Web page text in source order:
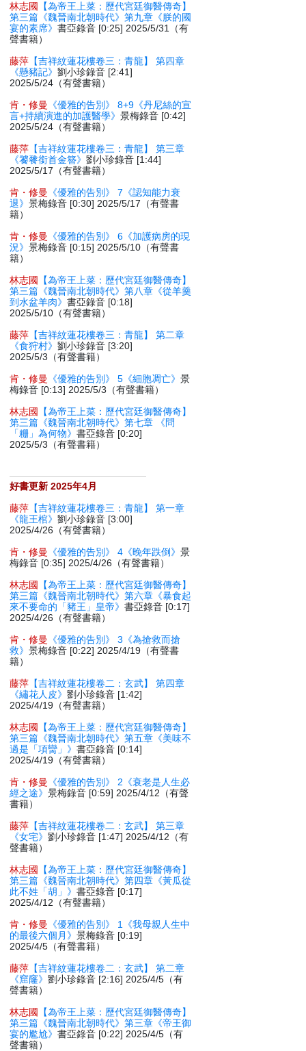
林志國
【為帝王上菜：歷代宮廷御醫傳奇】
第三篇《魏晉南北朝時代》第九章《朕的國
宴的素席》書亞錄音 [0:25] 2025/5/31（有
聲書籍）
藤萍 【吉祥紋蓮花樓卷三：青龍】 第四章
《懸豬記》劉小珍錄音 [2:41]
2025/5/24（有聲書籍）
肯・修曼
《優雅的告別》 8+9《丹尼絲的宣
言+持續演進的加護醫學》景梅錄音 [0:42]
2025/5/24（有聲書籍）
藤萍 【吉祥紋蓮花樓卷三：青龍】 第三章
《饕餮銜首金簪》劉小珍錄音 [1:44]
2025/5/17（有聲書籍）
肯・修曼
《優雅的告別》 7《認知能力衰
退》景梅錄音 [0:30] 2025/5/17（有聲書
籍）
肯・修曼
《優雅的告別》 6《加護病房的現
況》景梅錄音 [0:15] 2025/5/10（有聲書
籍）
林志國
【為帝王上菜：歷代宮廷御醫傳奇】
第三篇《魏晉南北朝時代》第八章《從羊羹
到水盆羊肉》書亞錄音 [0:18]
2025/5/10（有聲書籍）
藤萍 【吉祥紋蓮花樓卷三：青龍】 第二章
《食狩村》劉小珍錄音 [3:20]
2025/5/3（有聲書籍）
肯・修曼
《優雅的告別》 5《細胞凋亡》景
梅錄音 [0:13] 2025/5/3（有聲書籍）
林志國
【為帝王上菜：歷代宮廷御醫傳奇】
第三篇《魏晉南北朝時代》第七章 《問
「粣」為何物》書亞錄音 [0:20]
2025/5/3（有聲書籍）
好書更新 2025年4月
藤萍 【吉祥紋蓮花樓卷三：青龍】 第一章
《龍王棺》劉小珍錄音 [3:00]
2025/4/26（有聲書籍）
肯・修曼
《優雅的告別》 4《晚年跌倒》景
梅錄音 [0:35] 2025/4/26（有聲書籍）
林志國
【為帝王上菜：歷代宮廷御醫傳奇】
第三篇《魏晉南北朝時代》第六章《暴食起
來不要命的「豬王」皇帝》書亞錄音 [0:17]
2025/4/26（有聲書籍）
肯・修曼
《優雅的告別》 3《為搶救而搶
救》景梅錄音 [0:22] 2025/4/19（有聲書
籍）
藤萍 【吉祥紋蓮花樓卷二：玄武】 第四章
《繡花人皮》劉小珍錄音 [1:42]
2025/4/19（有聲書籍）
林志國
【為帝王上菜：歷代宮廷御醫傳奇】
第三篇《魏晉南北朝時代》第五章《美味不
過是「項臠」》書亞錄音 [0:14]
2025/4/19（有聲書籍）
肯・修曼
《優雅的告別》 2《衰老是人生必
經之途》景梅錄音 [0:59] 2025/4/12（有聲
書籍）
藤萍 【吉祥紋蓮花樓卷二：玄武】 第三章
《女宅》劉小珍錄音 [1:47] 2025/4/12（有
聲書籍）
林志國
【為帝王上菜：歷代宮廷御醫傳奇】
第三篇《魏晉南北朝時代》第四章《黃瓜從
此不姓「胡」》書亞錄音 [0:17]
2025/4/12（有聲書籍）
肯・修曼
《優雅的告別》 1《我母親人生中
的最後六個月》景梅錄音 [0:19]
2025/4/5（有聲書籍）
藤萍 【吉祥紋蓮花樓卷二：玄武】 第二章
《窟窿》劉小珍錄音 [2:16] 2025/4/5（有
聲書籍）
林志國
【為帝王上菜：歷代宮廷御醫傳奇】
第三篇《魏晉南北朝時代》第三章《帝王御
宴的尷尬》書亞錄音 [0:22] 2025/4/5（有
聲書籍）